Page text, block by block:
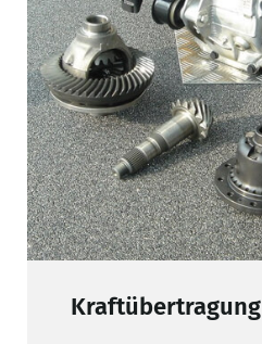
Kraftübertragung